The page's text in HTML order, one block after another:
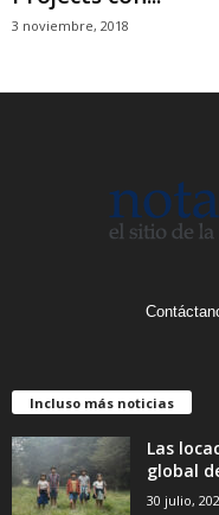
3 noviembre, 2018
Incluso más noticias
Las
global
30 julio,